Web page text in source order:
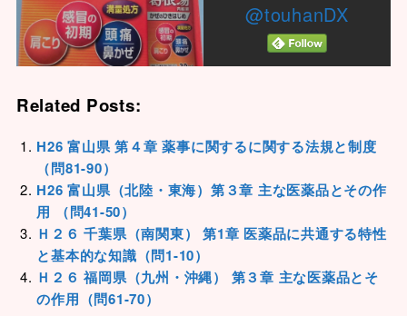
@touhanDX
Related Posts:
H26 富山県 第４章 薬事に関するに関する法規と制度
（問81-90）
H26 富山県（北陸・東海）第３章 主な医薬品とその作
用 （問41-50）
Ｈ２６ 千葉県（南関東） 第1章 医薬品に共通する特性
と基本的な知識（問1-10）
Ｈ２６ 福岡県（九州・沖縄） 第３章 主な医薬品とそ
の作用（問61-70）